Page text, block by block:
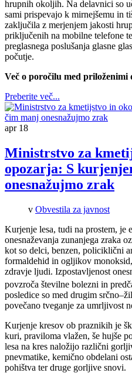
hrupnih okoljih. Na delavnici so
sami prispevajo k mirnejšemu in
zaključila z merjenjem jakosti
priključenih na mobilne telefone
preglasnega poslušanja glasne
počutje.
Več o poročilu med priloženimi
Preberite več...
apr 18
Ministrstvo za
opozarja: S
onesnažujmo zrak
v Obvestila za javnost
Kurjenje lesa, tudi na prostem, je
onesnaževanja zunanjega zraka
kot so delci, benzen, policiklični
formaldehid in ogljikov
zdravje ljudi. Izpostavljenost
povzroča številne bolezni in
posledice so med drugim
povečano tveganje za umrljivost
Kurjenje kresov ob praznikih je
kuri, praviloma vlažen, še hujše
lesa na kres naložijo različni
pnevmatike, kemično obdelani
pohištva ter druge gorljive snovi.